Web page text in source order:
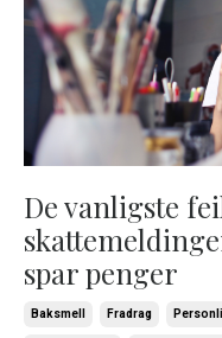
De vanligste
spar penger
Baksmell Fradrag